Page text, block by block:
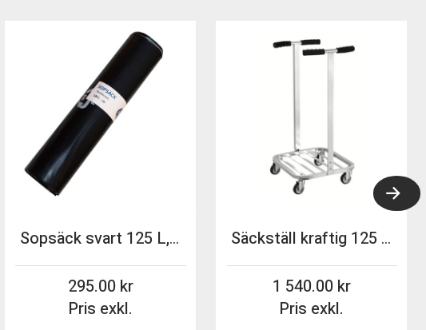
Sopsäck svart 125 L, Matavfall 0,08mm 60st/krt
Pris exkl.
295.00
Säckställ kraftig 125 liter
Pris exkl.
1 540.00